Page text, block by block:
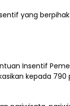
yang
Insentif
kepada